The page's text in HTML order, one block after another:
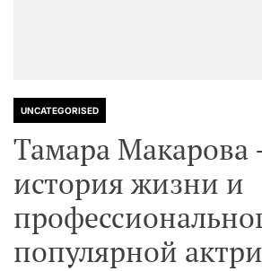
UNCATEGORISED
Тамара Макарова
история жизни и
популярной